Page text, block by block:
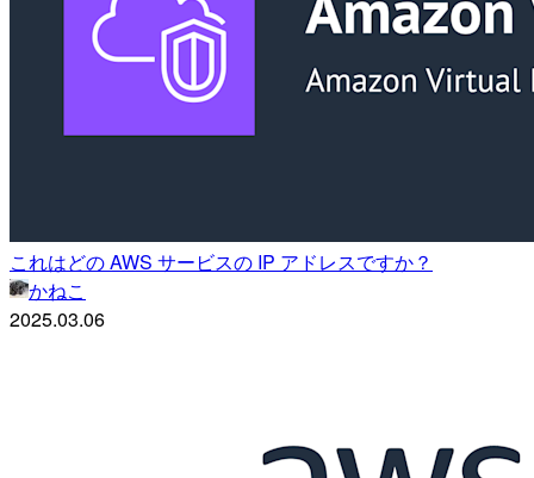
これはどの AWS サービスの IP アドレスですか？
かねこ
2025.03.06